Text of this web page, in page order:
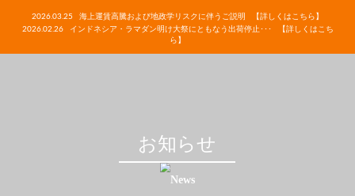
2026.03.25 海上運賃高騰および地政学リスクに伴うご説明
【詳しくはこちら】
2026.02.26
インドネシア・ラマダン明け大祭にともなう出荷停止･･･
【詳しくはこち
ら】
お知らせ